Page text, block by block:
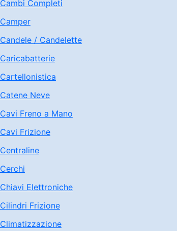
Cambi Completi
Camper
Candele / Candelette
Caricabatterie
Cartellonistica
Catene Neve
Cavi Freno a Mano
Cavi Frizione
Centraline
Cerchi
Chiavi Elettroniche
Cilindri Frizione
Climatizzazione